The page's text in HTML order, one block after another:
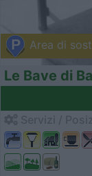
Area di
Le Bave di